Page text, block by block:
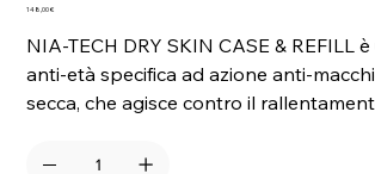
Prezzo
148,00 €
NIA-TECH DRY SKIN CASE & REFILL
anti-età specifica ad azione anti-
secca, che agisce contro il
31 ingredienti attivi minimizzano